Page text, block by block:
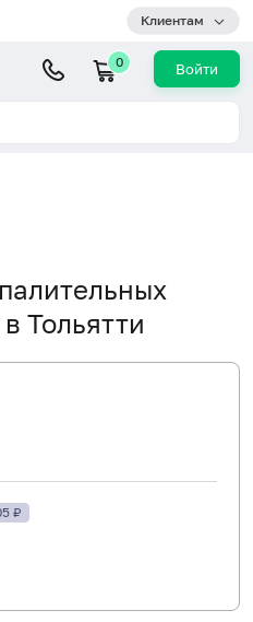
Клиентам
0 Войти
Тольятти
₽